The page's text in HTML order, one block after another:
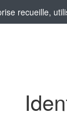
recueille,